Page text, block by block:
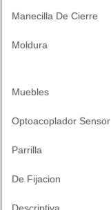
Manecilla De Cierre
Moldura
Muebles
Optoacoplador Sensor
Parrilla
De Fijacion